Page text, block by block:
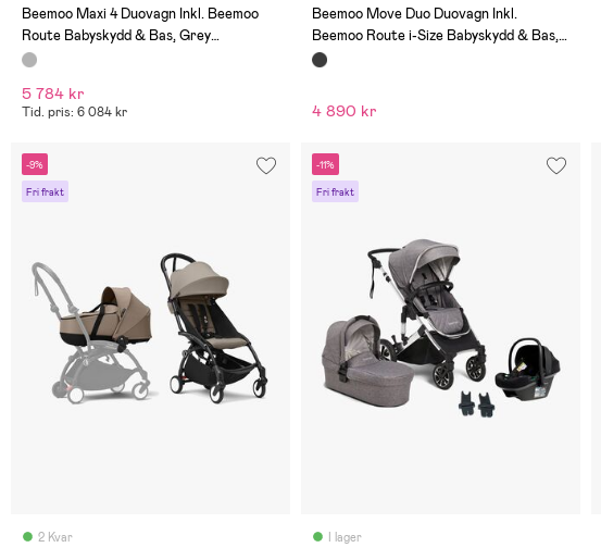
(0)
Beemoo Maxi 4 Duovagn Inkl. Beemoo
Route Babyskydd & Bas, Grey
Black/Mineral Gray
5 784 kr
Tid. pris: 6 084 kr
(0)
Beemoo Move Duo Duovagn Inkl.
Beemoo Route i-Size Babyskydd & Bas,
Black/Black Stone
4 890 kr
-9%
Fri frakt
2 Kvar
-11%
Fri frakt
I lager